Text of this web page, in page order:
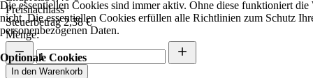
Preisnachlass
Steuerbetrag2,38 €
Menge:
In den Warenkorb
Die essentiellen Cookies sind immer aktiv. Ohne diese funktioniert die
nicht. Die essentiellen Cookies erfüllen alle Richtlinien zum Schutz
personenbezogenen Daten.
Optionale Cookies